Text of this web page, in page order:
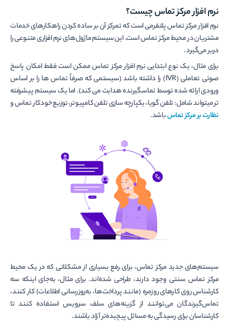
نرم افزار مرکز تماس چیست؟
نرم افزار مرکز تماس پلتفرمی است که تمرکز آن بر ساده کردن راهکارهای خدمات
مشتریان در محیط مرکز تماس است. این سیستم ماژول­‌های نرم افزاری متنوعی را
دربر می­‌گیرد.
برای مثال، یک نوع ابتدایی نرم افزار مرکز تماس ممکن است فقط امکان پاسخ
صوتی تعاملی (IVR) را داشته باشد (سیستمی که صرفاً تماس ها را بر اساس
ورودی ارائه شده توسط تماس­گیرنده هدایت می کند). اما یک سیستم پیشرفته­‌
تر می­تواند شامل: تلفن گویا، یکپارچه سازی تلفن کامپیوتر، توزیع خودکار تماس و
نظارت بر مرکز تماسباشد.
سیستم‌­های جدید مرکز تماس، برای رفع بسیاری از مشکلاتی که در یک محیط
مرکز تماس سنتی وجود دارند، طراحی شده‌اند. برای مثال، به‌جای اینکه سه
کارشناس روی کارهای روزمره (مانند پرداخت‌ها، به‌روزرسانی اطلاعات) کار کنند،
تماس‌گیرندگان می‌توانند از گزینه‌های سلف سرویس استفاده کنند تا
کارشناسان برای رسیدگی به مسائل پیچیده‌تر آزاد باشند.